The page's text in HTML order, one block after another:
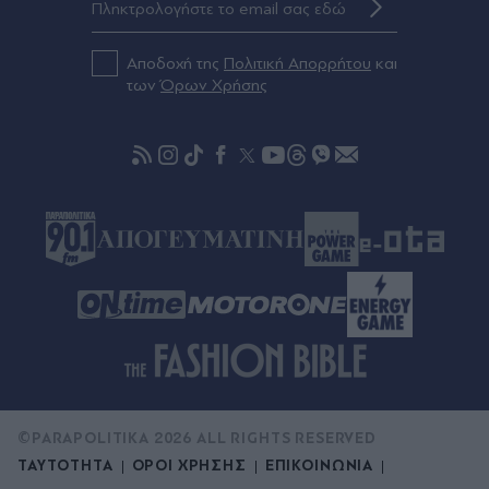
Θεσσαλονίκη: Κατήγγειλε τροχαίο και καταδίωξη
Τσίπρας: Στις 2 Σεπτεμβρίου η παρουσίαση του
οικονομικού προγράμματος της ΕΛΑΣ
Αποδοχή της Πολιτική Απορρήτου και
τωνΌρων Χρήσης
ΤΑΥΤΟΤΗΤΑ ΟΡΟΙ ΧΡΗΣΗΣ ΕΠΙΚΟΙΝΩΝΙΑ
©PARAPOLITIKA 2026 ALL RIGHTS RESERVED